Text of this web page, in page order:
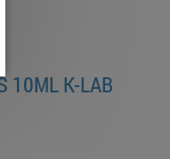
10ML K-LAB